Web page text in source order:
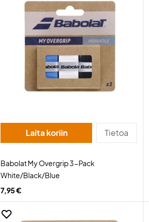
Laita koriin Tietoa
Babolat My Overgrip 3-Pack
White/Black/Blue
7,95 €